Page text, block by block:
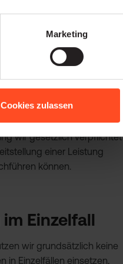
Marketing
Cookies zulassen
sind unter
Beziehung nur
Beendigung der
wir gesetzlich verpflichtet
einer Leistung
können.
Einzelfall
wir grundsätzlich keine
in Einzelfällen einsetzen,